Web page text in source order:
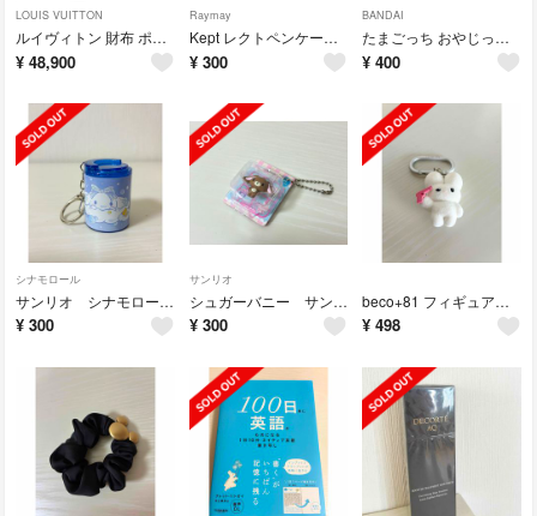
LOUIS VUITTON
ルイヴィトン 財布 ポルトフォイユ サラ モノグラム
¥ 48,900
Raymay
Kept レクトペンケース KPF1330P ピンク 筆箱
¥ 300
BANDAI
たまごっち おやじっち ガチャガチャ ぬいぐるみマスコット
¥ 400
シナモロール
サンリオ シナモロール ガチャガチャ コインシリンダー
¥ 300
サンリオ
シュガーバニー サンリオ ガチャガチャ パッケージコレクション
¥ 300
beco+81 フィギュアマスコット
¥ 498